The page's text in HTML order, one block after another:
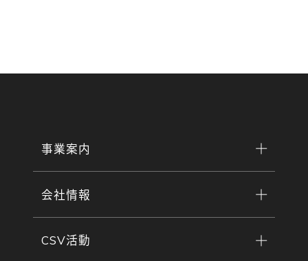
事業案内
会社情報
CSV活動